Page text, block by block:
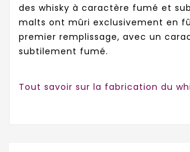
des whisky à caractère fumé et
malts ont mûri exclusivement en
premier remplissage, avec un
subtilement fumé.
Tout savoir sur la fabrication du